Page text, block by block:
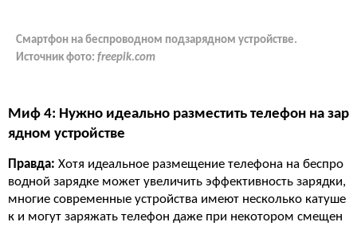
Смартфон на беспроводном подзарядном устройстве.
Источник фото: freepik.com
Миф 4: Нужно идеально разместить телефон на зар
ядном устройстве
Правда: Хотя идеальное размещение телефона на беспро
водной зарядке может увеличить эффективность зарядки,
многие современные устройства имеют несколько катуше
к и могут заряжать телефон даже при некотором смещен